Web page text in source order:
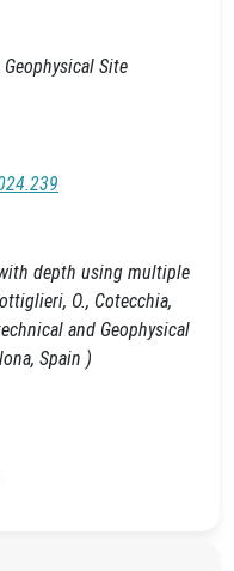
Site
depth using multiple
O., Cotecchia,
and Geophysical
Spain )